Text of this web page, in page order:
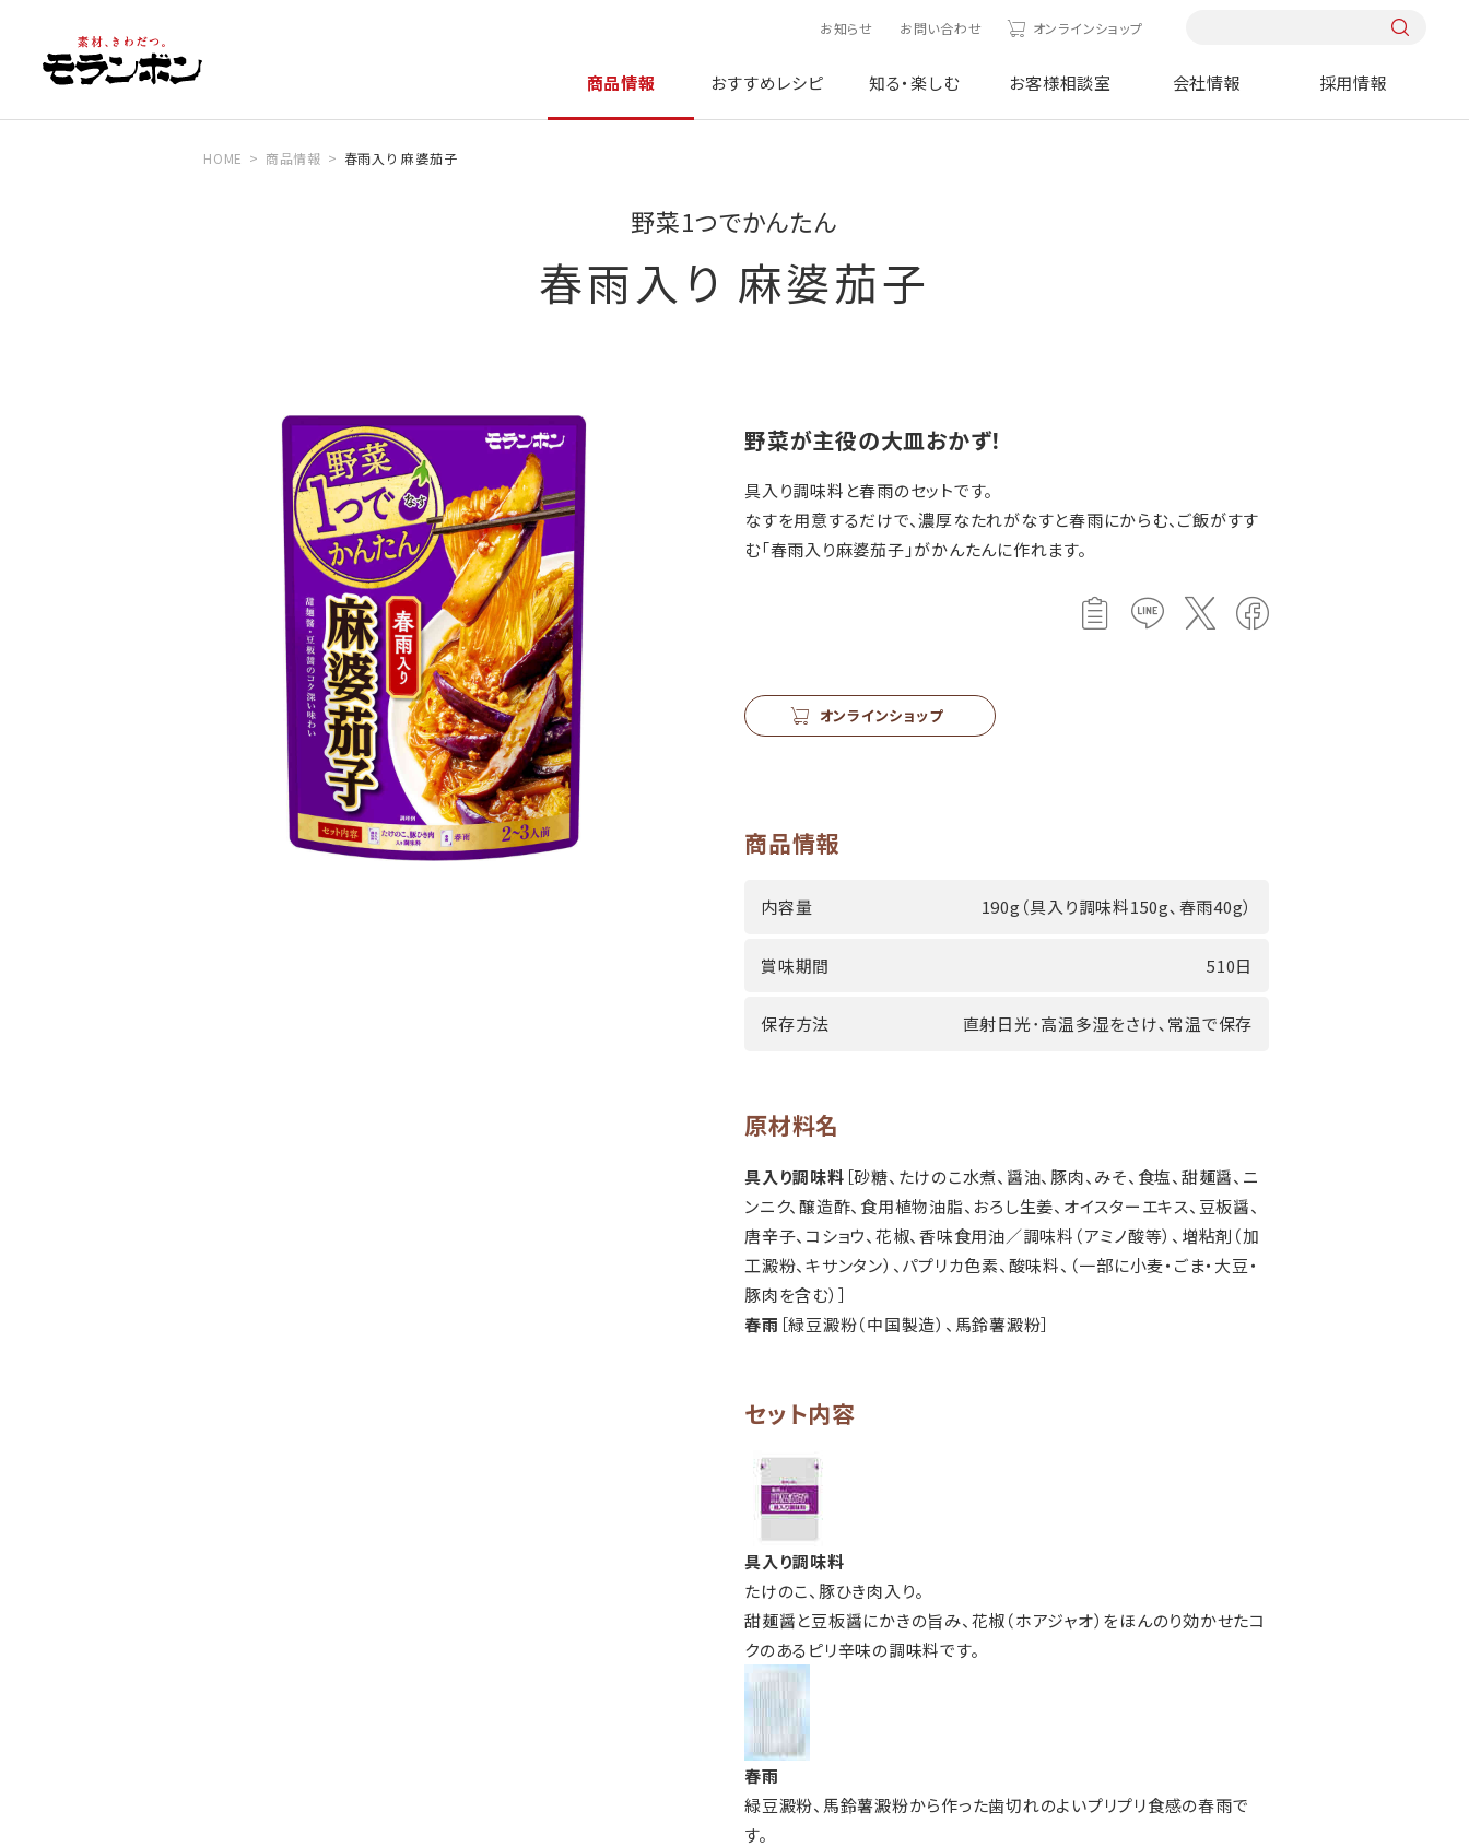
お知らせ お問い合わせ オンラインショップ
商品情報 おすすめレシピ 知る・楽しむ お客様相談室 会社情報 採用情報
HOME 商品情報 春雨入り 麻婆茄子
野菜1つでかんたん
春雨入り 麻婆茄子
野菜が主役の大皿おかず！
具入り調味料と春雨のセットです。
なすを用意するだけで、濃厚なたれがなすと春雨にからむ、ご飯がすす
む「春雨入り麻婆茄子」がかんたんに作れます。
オンラインショップ
商品情報
内容量 190g（具入り調味料150g､春雨40g）
賞味期間 510日
保存方法 直射日光･高温多湿をさけ､常温で保存
原材料名
具入り調味料 ［砂糖、たけのこ水煮、醤油、豚肉、みそ、食塩、甜麺醤、ニ
ンニク、醸造酢、食用植物油脂、おろし生姜、オイスターエキス、豆板醤、
唐辛子、コショウ、花椒、香味食用油／調味料（アミノ酸等）、増粘剤（加
工澱粉、キサンタン）、パプリカ色素、酸味料、（一部に小麦・ごま・大豆・
豚肉を含む）］
春雨 ［緑豆澱粉（中国製造）、馬鈴薯澱粉］
セット内容
具入り調味料
たけのこ、豚ひき肉入り。
甜麺醤と豆板醤にかきの旨み、花椒（ホアジャオ）をほんのり効かせたコ
クのあるピリ辛味の調味料です。
春雨
緑豆澱粉、馬鈴薯澱粉から作った歯切れのよいプリプリ食感の春雨で
す。